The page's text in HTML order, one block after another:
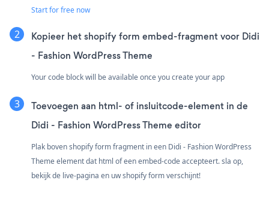
Start for free now
Kopieer het shopify form embed-fragment voor Didi
- Fashion WordPress Theme
Your code block will be available once you create your app
Toevoegen aan html- of insluitcode-element in de
Didi - Fashion WordPress Theme editor
Plak boven shopify form fragment in een Didi - Fashion WordPress
Theme element dat html of een embed-code accepteert. sla op,
bekijk de live-pagina en uw shopify form verschijnt!